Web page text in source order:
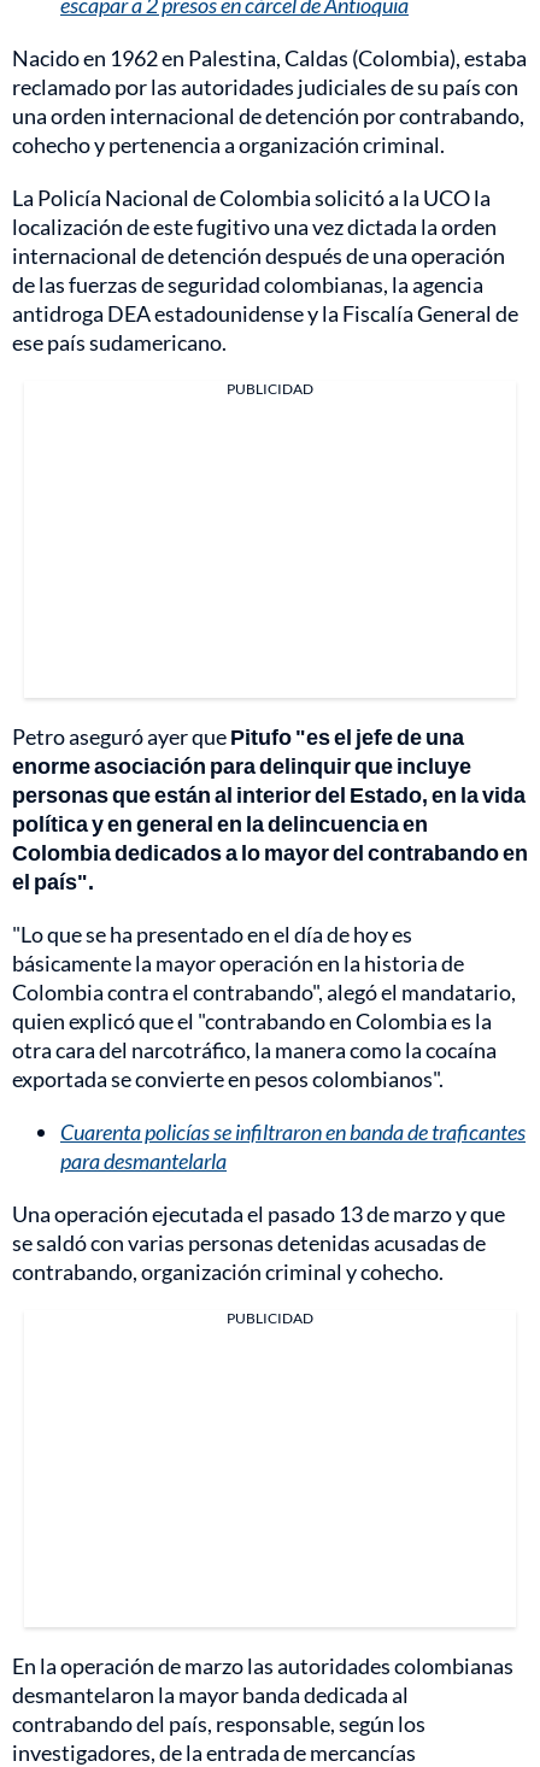
Nacido en 1962 en Palestina, Caldas (Colombia), estaba
reclamado por las autoridades judiciales de su país con
una orden internacional de detención por contrabando,
cohecho y pertenencia a organización criminal.
La Policía Nacional de Colombia solicitó a la UCO la
localización de este fugitivo una vez dictada la orden
internacional de detención después de una operación
de las fuerzas de seguridad colombianas, la agencia
antidroga DEA estadounidense y la Fiscalía General de
ese país sudamericano.
PUBLICIDAD
Petro aseguró ayer quePitufo "es el jefe de una
enorme asociación para delinquir que incluye
personas que están al interior del Estado, en la vida
política y en general en la delincuencia en
Colombia dedicados a lo mayor del contrabando en
el país".
"Lo que se ha presentado en el día de hoy es
básicamente la mayor operación en la historia de
Colombia contra el contrabando", alegó el mandatario,
quien explicó que el "contrabando en Colombia es la
otra cara del narcotráfico, la manera como la cocaína
exportada se convierte en pesos colombianos".
Cuarenta policías se infiltraron en banda de traficantes
para desmantelarla
Una operación ejecutada el pasado 13 de marzo y que
se saldó con varias personas detenidas acusadas de
contrabando, organización criminal y cohecho.
PUBLICIDAD
En la operación de marzo las autoridades colombianas
desmantelaron la mayor banda dedicada al
contrabando del país, responsable, según los
investigadores, de la entrada de mercancías